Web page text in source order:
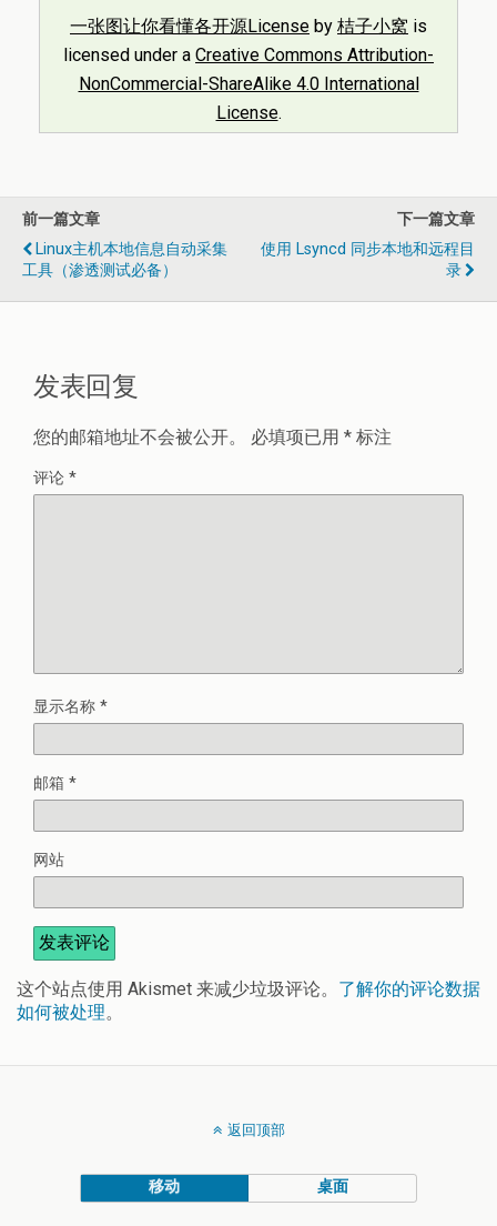
一张图让你看懂各开源License by 桔子小窝 is
licensed under a Creative Commons Attribution-
NonCommercial-ShareAlike 4.0 International
License.
前一篇文章
Linux主机本地信息自动采集
工具（渗透测试必备）
下一篇文章
使用 Lsyncd 同步本地和远程目
录
发表回复
您的邮箱地址不会被公开。 必填项已用 * 标注
评论 *
显示名称 *
邮箱 *
网站
这个站点使用 Akismet 来减少垃圾评论。 了解你的评论数据
如何被处理。
返回顶部
移动 桌面